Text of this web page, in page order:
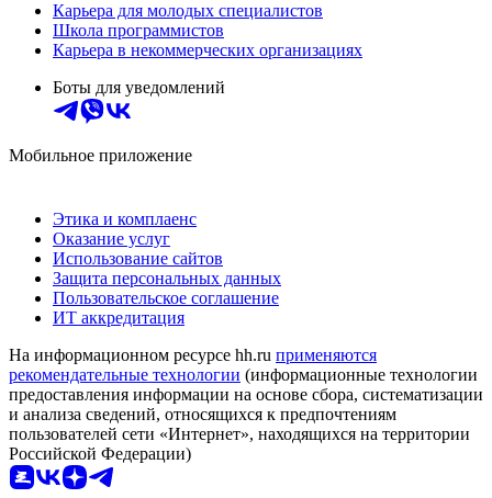
Карьера для молодых специалистов
Школа программистов
Карьера в некоммерческих организациях
Боты для уведомлений
Мобильное приложение
Этика и комплаенс
Оказание услуг
Использование сайтов
Защита персональных данных
Пользовательское соглашение
ИТ аккредитация
На информационном ресурсе hh.ru применяются
рекомендательные технологии (информационные технологии
предоставления информации на основе сбора, систематизации
и анализа сведений, относящихся к предпочтениям
пользователей сети «Интернет», находящихся на территории
Российской Федерации)